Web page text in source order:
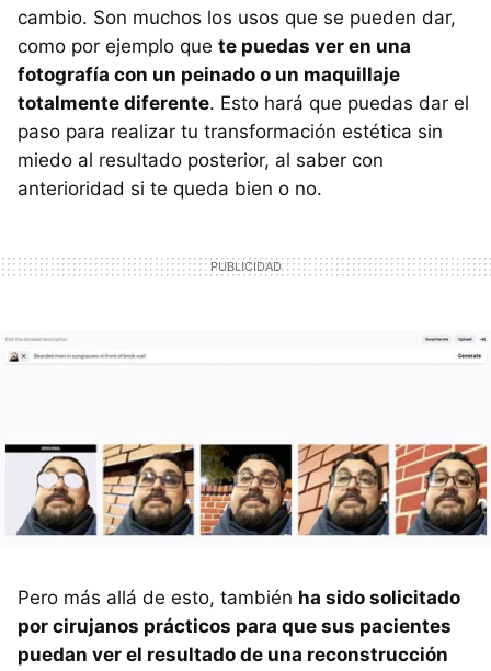
cambio. Son muchos los usos que se pueden dar,
como por ejemplo que te puedas ver en una
fotografía con un peinado o un maquillaje
totalmente diferente. Esto hará que puedas dar el
paso para realizar tu transformación estética sin
miedo al resultado posterior, al saber con
anterioridad si te queda bien o no.
Pero más allá de esto, también ha sido solicitado
por cirujanos prácticos para que sus pacientes
puedan ver el resultado de una reconstrucción